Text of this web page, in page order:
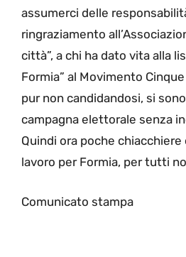
assumerci delle
ringraziamento
città”, a chi ha dato vita alla
Formia” al Movimento
pur non candidandosi, si
campagna elettorale senza
Quindi ora poche
lavoro per Formia, per tutti
Comunicato stampa